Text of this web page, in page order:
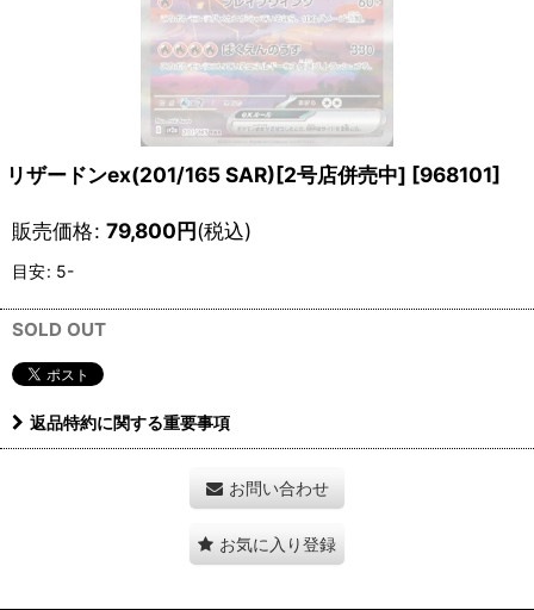
リザードンex(201/165 SAR)[2号店併売中] [968101]
販売価格: 79,800円(税込)
目安: 5-
SOLD OUT
返品特約に関する重要事項
お問い合わせ
お気に入り登録